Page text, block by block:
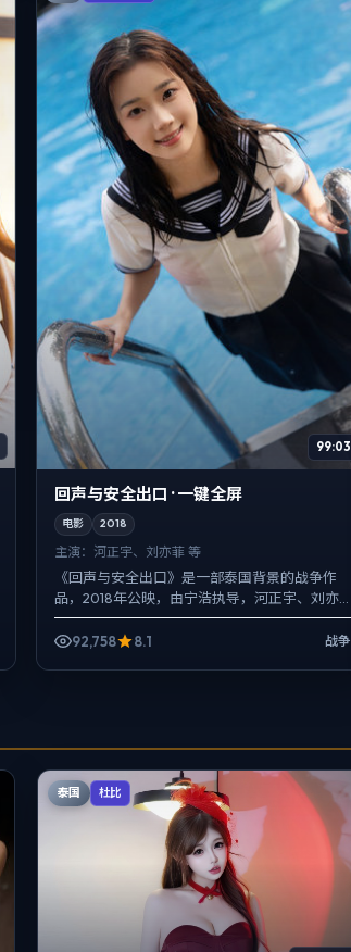
99:03
回声与安全出口 · 一键全屏
电影 2018
主演： 河正宇、刘亦菲 等
《回声与安全出口》是一部泰国背景的战争作
品，2018年公映，由宁浩执导，河正宇、刘亦
菲、菅田将晖等主演。配乐克制，关键场面反
而以环境声托情绪，人...
92,758 8.1 战争
泰国 杜比